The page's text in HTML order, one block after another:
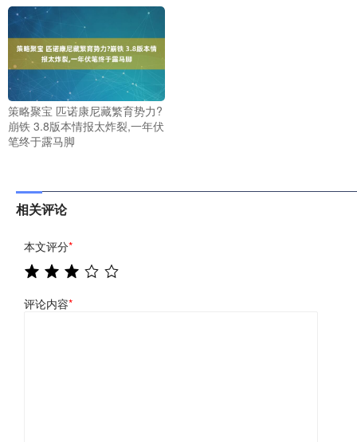
策略聚宝 匹诺康尼藏繁育势力?
崩铁 3.8版本情报太炸裂,一年伏
笔终于露马脚
相关评论
本文评分*
评论内容*